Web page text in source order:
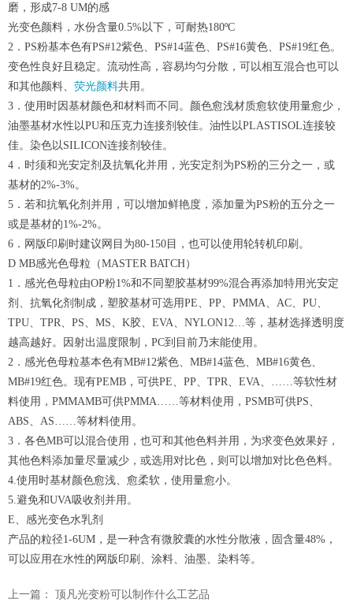
磨，形成7-8 UM的感
光变色颜料，水份含量0.5%以下，可耐热180ºC
2．PS粉基本色有PS#12紫色、PS#14蓝色、PS#16黄色、PS#19红色。
变色性良好且稳定。流动性高，容易均匀分散，可以相互混合也可以
和其他颜料、 荧光颜料共用。
3．使用时因基材颜色和材料而不同。颜色愈浅材质愈软使用量愈少，
油墨基材水性以PU和压克力连接剂较佳。油性以PLASTISOL连接较
佳。染色以SILICON连接剂较佳。
4．时须和光安定剂及抗氧化并用，光安定剂为PS粉的三分之一，或
基材的2%-3%。
5．若和抗氧化剂并用，可以增加鲜艳度，添加量为PS粉的五分之一
或是基材的1%-2%。
6．网版印刷时建议网目为80-150目，也可以使用轮转机印刷。
D MB感光色母粒（MASTER BATCH）
1．感光色母粒由OP粉1%和不同塑胶基材99%混合再添加特用光安定
剂、抗氧化剂制成，塑胶基材可选用PE、PP、PMMA、AC、PU、
TPU、TPR、PS、MS、K胶、EVA、NYLON12…等，基材选择透明度
越高越好。因射出温度限制，PC到目前乃末能使用。
2．感光色母粒基本色有MB#12紫色、MB#14蓝色、MB#16黄色、
MB#19红色。现有PEMB，可供PE、PP、TPR、EVA、……等软性材
料使用，PMMAMB可供PMMA……等材料使用，PSMB可供PS、
ABS、AS……等材料使用。
3．各色MB可以混合使用，也可和其他色料并用，为求变色效果好，
其他色料添加量尽量减少，或选用对比色，则可以增加对比色色料。
4.使用时基材颜色愈浅、愈柔软，使用量愈小。
5.避免和UVA吸收剂并用。
E、感光变色水乳剂
产品的粒径1-6UM，是一种含有微胶囊的水性分散液，固含量48%，
可以应用在水性的网版印刷、涂料、油墨、染料等。
上一篇： 顶凡光变粉可以制作什么工艺品